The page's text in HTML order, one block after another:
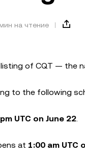
на чтение
of CQT —
to the following
UTC on June 22.
at 1:00 am UTC